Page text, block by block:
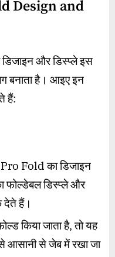
Design and
और डिस्प्ले इस
बनाता है। आइए इन
हैं:
Fold का डिजाइन
फोल्डेबल डिस्प्ले और
देते हैं।
किया जाता है, तो यह
आसानी से जेब में रखा जा